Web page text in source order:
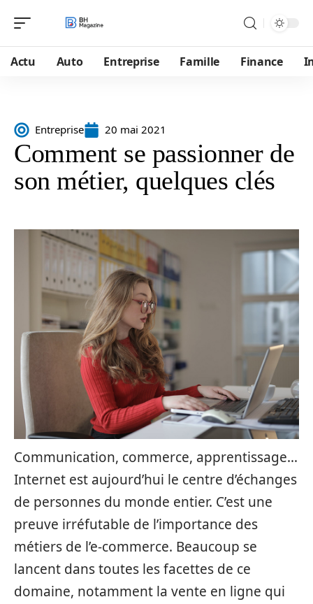
Actu Auto Entreprise Famille Finance
Entreprise 20 mai 2021
Comment se passionner de
son métier, quelques clés
Communication, commerce, apprentissage…
Internet est aujourd’hui le centre d’échanges
de personnes du monde entier. C’est une
preuve irréfutable de l’importance des
métiers de l’e-commerce. Beaucoup se
lancent dans toutes les facettes de ce
domaine, notamment la vente en ligne qui